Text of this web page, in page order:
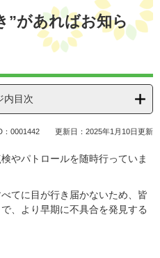
”があればお知ら
内目次
：0001442 更新日：2025年1月10日更新
やパトロールを随時行っていま
てに目が行き届かないため、皆
、より早期に不具合を発見する